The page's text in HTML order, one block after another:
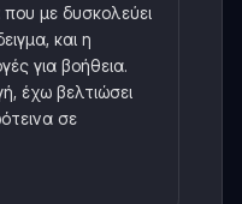
με δυσκολεύει
και η
για βοήθεια.
έχω βελτιώσει
σε